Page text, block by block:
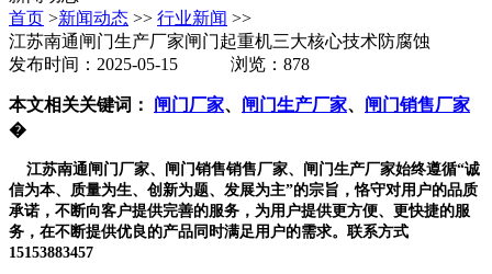
首页 >新闻动态 >> 行业新闻 >>
江苏南通闸门生产厂家闸门起重机三大核心技术防腐蚀
发布时间：2025-05-15 浏览：878
本文相关关键词： 闸门厂家、 闸门生产厂家、 闸门销售厂家
�
江苏南通闸门厂家、闸门销售销售厂家、闸门生产厂家始终遵循“诚
信为本、质量为生、创新为题、发展为主”的宗旨，恪守对用户的品质
承诺，不断向客户提供完善的服务，为用户提供更方便、更快捷的服
务，在不断提供优良的产品同时满足用户的需求。联系方式
15153883457